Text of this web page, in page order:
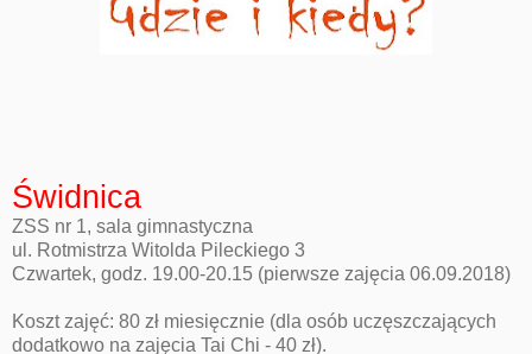
Świdnica
ZSS nr 1, sala gimnastyczna
ul. Rotmistrza Witolda Pileckiego 3
Czwartek, godz. 19.00-20.15 (pierwsze zajęcia 06.09.2018)
Koszt zajęć: 80 zł miesięcznie (dla osób uczęszczających
dodatkowo na zajęcia Tai Chi - 40 zł).